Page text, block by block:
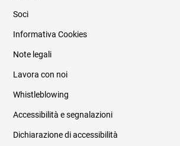
Soci
Informativa Cookies
Note legali
Lavora con noi
Whistleblowing
Accessibilità e segnalazioni
Dichiarazione di accessibilità